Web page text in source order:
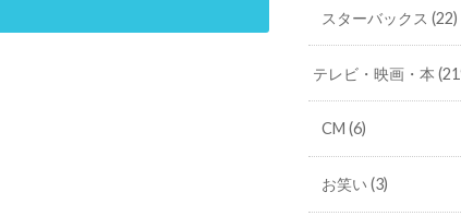
スターバックス (22)
テレビ・映画・本
CM (6)
お笑い (3)